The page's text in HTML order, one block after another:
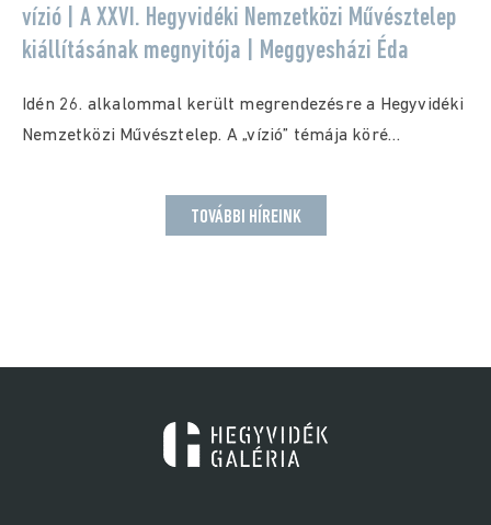
vízió | A XXVI. Hegyvidéki Nemzetközi Művésztelep
kiállításának megnyitója | Meggyesházi Éda
Idén 26. alkalommal került megrendezésre a Hegyvidéki
Nemzetközi Művésztelep. A „vízió” témája köré
TOVÁBBI HÍREINK